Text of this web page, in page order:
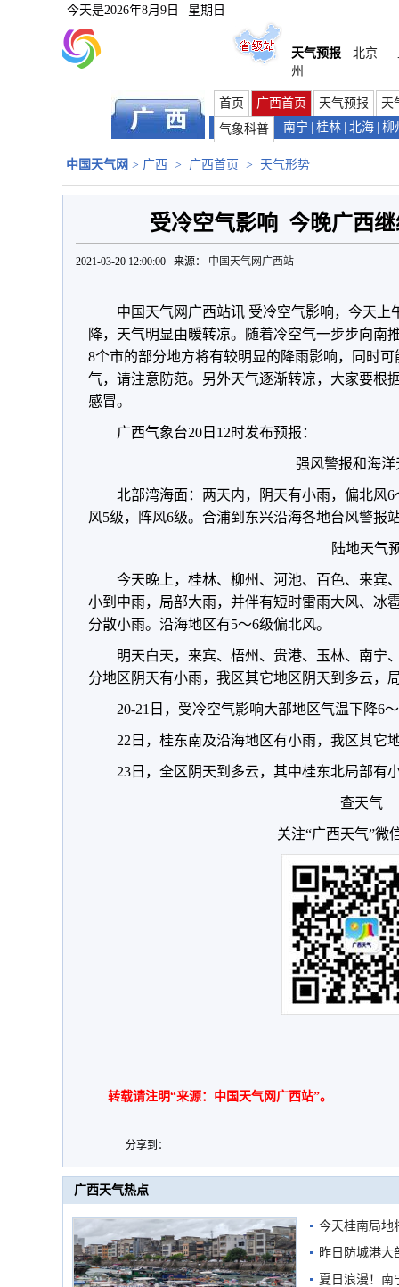
今天是2026年8月9日 星期日
天气预报 北京
州
首页 广西首页 天气预报
天
气象科普
南宁 桂林 北海 柳
中国天气网 > 广西 > 广西首页 > 天气形势
受冷空气影响 今晚广西
2021-03-20 12:00:00 来源： 中国天气网广西站
中国天气网广西站讯 受冷空气影响，今天
降，天气明显由暖转凉。随着冷空气一步步向南
8个市的部分地方将有较明显的降雨影响，同时
气，请注意防范。另外天气逐渐转凉，大家要根
感冒。
广西气象台20日12时发布预报：
强风警报和海洋
北部湾海面：两天内，阴天有小雨，偏北风
风5级，阵风6级。合浦到东兴沿海各地台风警报
陆地天气
今天晚上，桂林、柳州、河池、百色、来宾
小到中雨，局部大雨，并伴有短时雷雨大风、冰
分散小雨。沿海地区有5～6级偏北风。
明天白天，来宾、梧州、贵港、玉林、南宁
分地区阴天有小雨，我区其它地区阴天到多云，
20-21日，受冷空气影响大部地区气温下降6
22日，桂东南及沿海地区有小雨，我区其它
23日，全区阴天到多云，其中桂东北局部有
查天气
关注“广西天气”微
转载请注明“来源：中国天气网广西站”。
分享到：
广西天气热点
今天桂南局地
需继续防范
昨日防城港大
雨
夏日浪漫！南